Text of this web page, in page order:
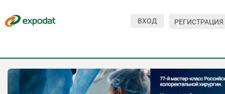
ВХОД РЕГИСТРАЦИЯ
О сервисе